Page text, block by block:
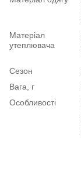
Матеріал
утеплювача
Сезон
Вага, г
Особливості